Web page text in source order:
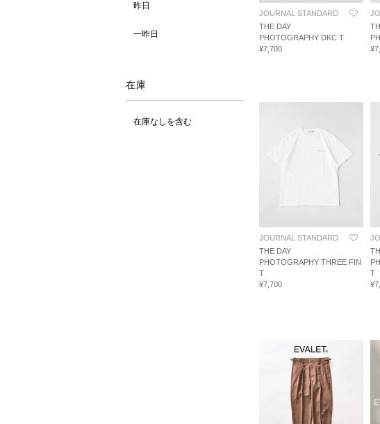
昨日
一昨日
在庫
在庫なしを含む
JOURNAL STANDARD
THE DAY
PHOTOGRAPHY DKC T
¥7,700
JOURNAL STANDARD
THE DAY
PHOTOGRAPHY THREE FIN
T
¥7,700
T